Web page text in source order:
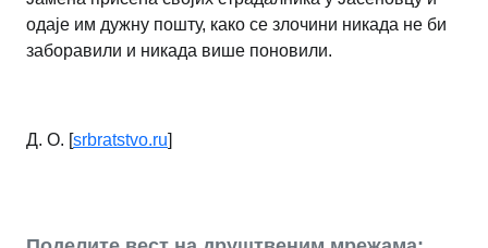
одаје им дужну пошту, како се злочини никада не би
заборавили и никада више поновили.
Д. О. [srbratstvo.ru]